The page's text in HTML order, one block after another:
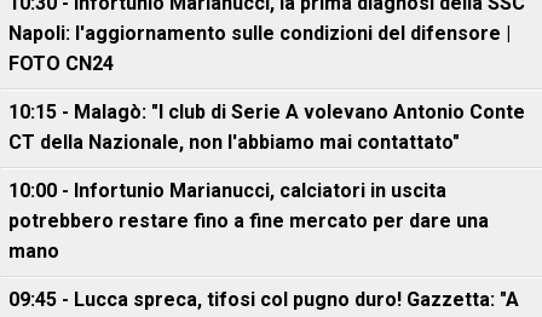
Napoli: l'aggiornamento sulle condizioni del difensore |
FOTO CN24
10:15 - Malagò: "I club di Serie A volevano Antonio Conte
CT della Nazionale, non l'abbiamo mai contattato"
10:00 - Infortunio Marianucci, calciatori in uscita
potrebbero restare fino a fine mercato per dare una
mano
09:45 - Lucca spreca, tifosi col pugno duro! Gazzetta: "A